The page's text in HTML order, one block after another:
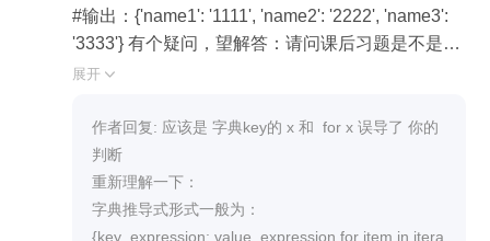
#输出：{'name1': '1111', 'name2': '2222', 'name3':
'3333'} 有个疑问，望解答：请问课后习题是不是比
课程教学提前了半步或者一步呢？比如这课的课后
0)} 我以为这几个x是一个内容，后来看了评论区才
知道x指的是下标（或者叫索引？）
展开 
作者回复: 应该是 字典key的 x 和  for x 误导了 你的
判断
重新理解一下：
字典推导式形式一般为：
{key_expression: value_expression for item in itera